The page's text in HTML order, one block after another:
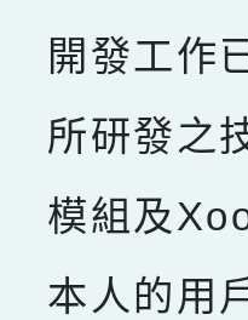
開發工作
所研發之
模組及
本人的用